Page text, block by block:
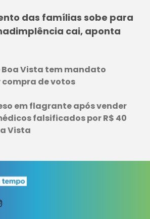
das famílias sobe para
cai, aponta
Boa Vista tem mandato
de votos
em flagrante após vender
falsificados por R$ 40
Vista